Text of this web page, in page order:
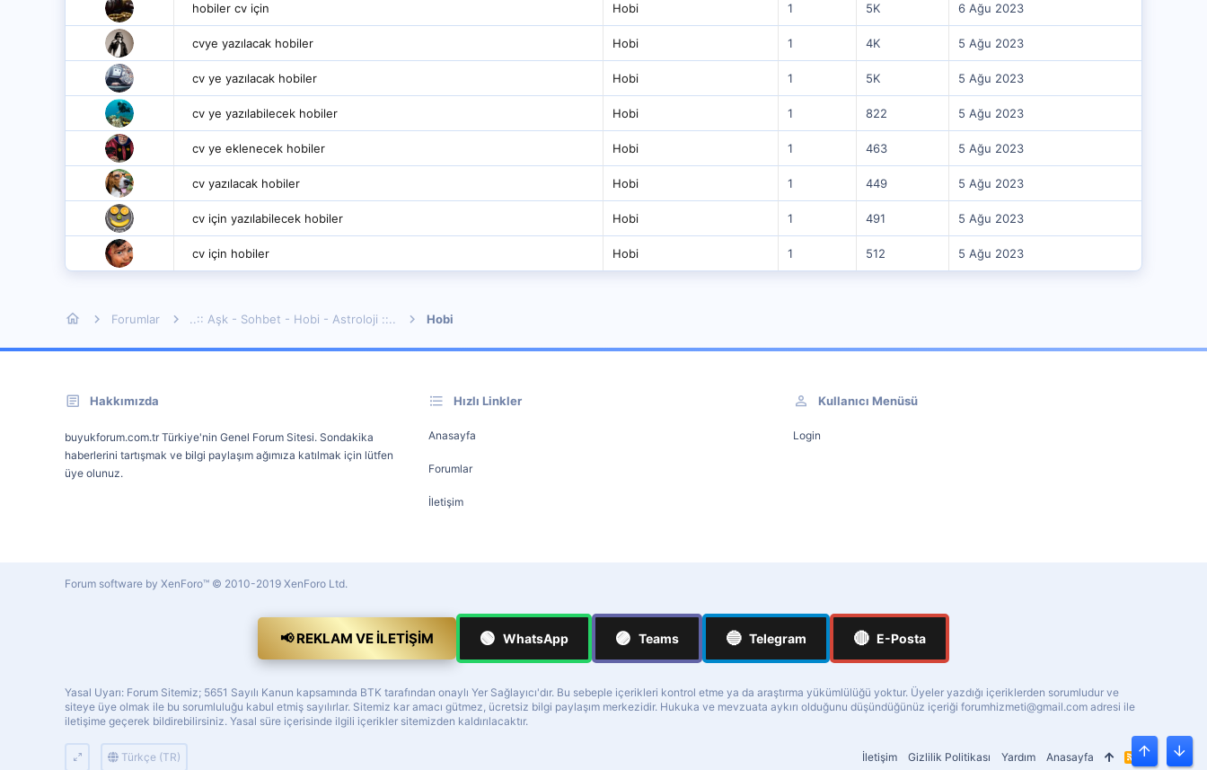
hobiler cv için Hobi 1 5K 6 Ağu 2023
cvye yazılacak hobiler Hobi 1 4K 5 Ağu 2023
cv ye yazılacak hobiler Hobi 1 5K 5 Ağu 2023
cv ye yazılabilecek hobiler Hobi 1 822 5 Ağu 2023
cv ye eklenecek hobiler Hobi 1 463 5 Ağu 2023
cv yazılacak hobiler Hobi 1 449 5 Ağu 2023
cv için yazılabilecek hobiler Hobi 1 491 5 Ağu 2023
cv için hobiler Hobi 1 512 5 Ağu 2023
Forumlar ..:: Aşk - Sohbet - Hobi - Astroloji ::.. Hobi
Hakkımızda
buyukforum.com.tr Türkiye'nin Genel Forum Sitesi. Sondakika
haberlerini tartışmak ve bilgi paylaşım ağımıza katılmak için lütfen
üye olunuz.
Hızlı Linkler
Anasayfa
Forumlar
İletişim
Kullanıcı Menüsü
Login
Türkçe (TR) İletişim Gizlilik Politikası Yardım Anasayfa
S
Forum software by XenForo™ © 2010-2019 XenForo Ltd.
📢 REKLAM VE İLETIŞIM 🟢 WhatsApp 🟣 Teams 🔵 Telegram 🔴 E-Posta
Yasal Uyarı: Forum Sitemiz; 5651 Sayılı Kanun kapsamında BTK tarafından onaylı Yer Sağlayıcı'dır. Bu sebeple içerikleri kontrol etme ya da araştırma yükümlülüğü yoktur. Üyeler yazdığı içeriklerden sorumludur ve
siteye üye olmak ile bu sorumluluğu kabul etmiş sayılırlar. Sitemiz kar amacı gütmez, ücretsiz bilgi paylaşım merkezidir. Hukuka ve mevzuata aykırı olduğunu düşündüğünüz içeriği forumhizmeti@gmail.com adresi ile
iletişime geçerek bildirebilirsiniz. Yasal süre içerisinde ilgili içerikler sitemizden kaldırılacaktır.
Üst Alt